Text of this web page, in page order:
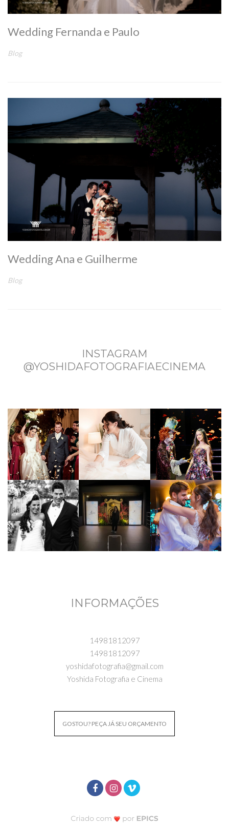
Wedding Fernanda e Paulo
Blog
Wedding Ana e Guilherme
Blog
INSTAGRAM
@YOSHIDAFOTOGRAFIAECINEMA
INFORMAÇÕES
14981812097
14981812097
yoshidafotografia@gmail.com
Yoshida Fotografia e Cinema
GOSTOU? PEÇA JÁ SEU ORÇAMENTO